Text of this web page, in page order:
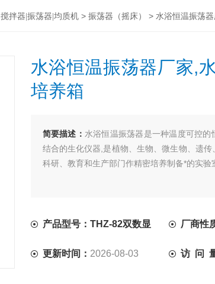
搅拌器|振荡器|均质机 > 振荡器（摇床） > 水浴恒温振荡
水浴恒温振荡器厂家,
培养箱
简要描述： 水浴恒温振荡器是一种温度可控的
结合的生化仪器,是植物、生物、微生物、遗
科研、教育和生产部门作精密培养制备*的实验
产品型号：THZ-82双数显 厂商性
更新时间： 2026-08-03 访 问